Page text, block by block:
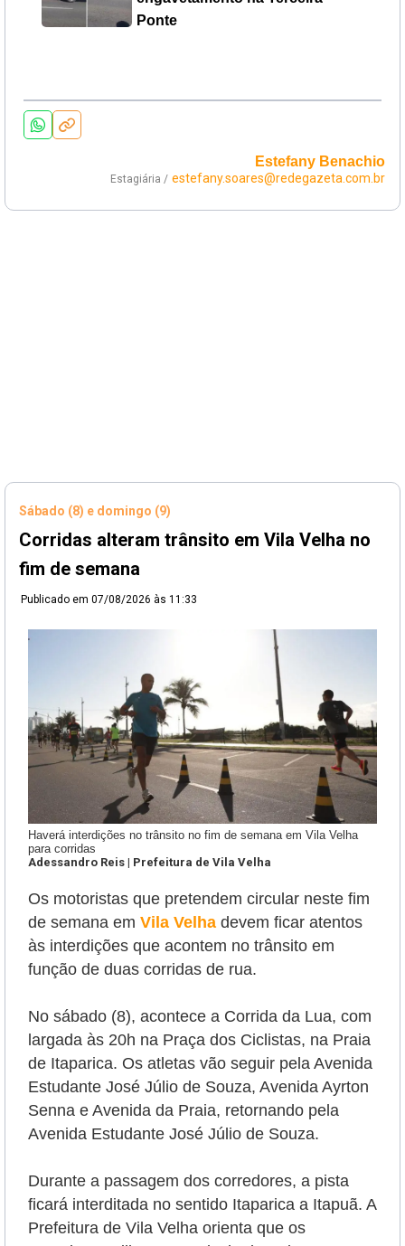
Ponte
Estefany Benachio
Estagiária / estefany.soares@redegazeta.com.br
Sábado (8) e domingo (9)
Corridas alteram trânsito em Vila Velha no
fim de semana
Publicado em 07/08/2026 às 11:33
Haverá interdições no trânsito no fim de semana em Vila Velha
para corridas
Adessandro Reis | Prefeitura de Vila Velha
Os motoristas que pretendem circular neste fim
de semana em Vila Velha devem ficar atentos
às interdições que acontem no trânsito em
função de duas corridas de rua.
No sábado (8), acontece a Corrida da Lua, com
largada às 20h na Praça dos Ciclistas, na Praia
de Itaparica. Os atletas vão seguir pela Avenida
Estudante José Júlio de Souza, Avenida Ayrton
Senna e Avenida da Praia, retornando pela
Avenida Estudante José Júlio de Souza.
Durante a passagem dos corredores, a pista
ficará interditada no sentido Itaparica a Itapuã. A
Prefeitura de Vila Velha orienta que os